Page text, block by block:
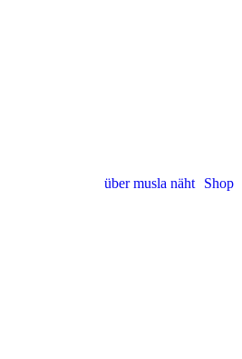
über musla näht Shop